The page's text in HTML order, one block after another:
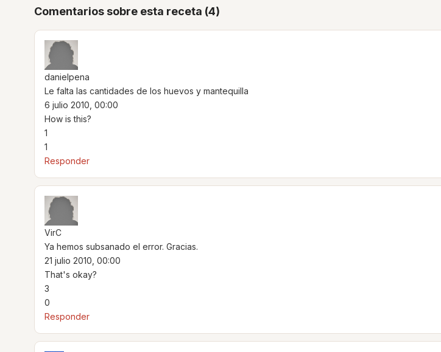
Comentarios sobre esta receta (4)
danielpena
Le falta las cantidades de los huevos y mantequilla
6 julio 2010, 00:00
How is this?
1
1
Responder
VirC
Ya hemos subsanado el error. Gracias.
21 julio 2010, 00:00
That's okay?
3
0
Responder